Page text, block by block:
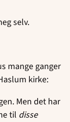
selv.
mange ganger
kirke:
Men det har
til disse